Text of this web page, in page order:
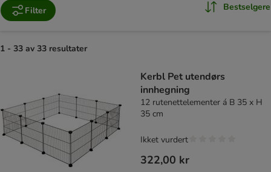
Filter Bestselgere
1 - 33 av 33 resultater
Kerbl Pet utendørs
innhegning
12 rutenettelementer á B 35 x H
35 cm
322,00 kr
Ikket vurdert